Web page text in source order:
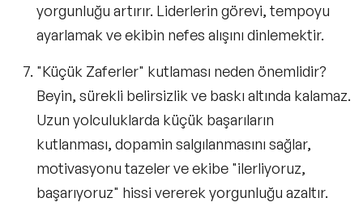
yorgunluğu artırır. Liderlerin görevi, tempoyu
ayarlamak ve ekibin nefes alışını dinlemektir.
"Küçük Zaferler" kutlaması neden önemlidir?
Beyin, sürekli belirsizlik ve baskı altında kalamaz.
Uzun yolculuklarda küçük başarıların
kutlanması, dopamin salgılanmasını sağlar,
motivasyonu tazeler ve ekibe "ilerliyoruz,
başarıyoruz" hissi vererek yorgunluğu azaltır.